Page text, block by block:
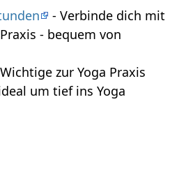
- Verbinde dich mit
- bequem von
zur Yoga Praxis
um tief ins Yoga